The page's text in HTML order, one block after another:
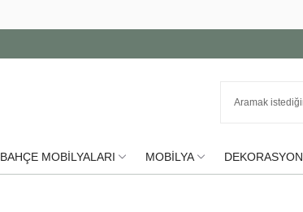
BAHÇE MOBİLYALARI MOBİLYA DEKORASYON